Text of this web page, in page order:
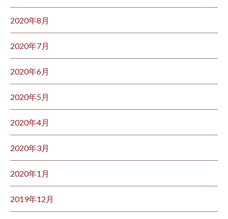
2020年8月
2020年7月
2020年6月
2020年5月
2020年4月
2020年3月
2020年1月
2019年12月